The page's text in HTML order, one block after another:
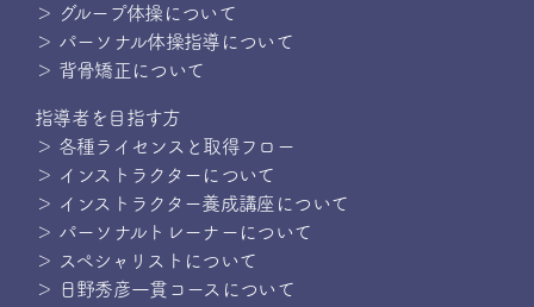
＞ グループ体操について
＞ パーソナル体操指導について
＞ 背骨矯正について
指導者を目指す方
＞ 各種ライセンスと取得フロー
＞ インストラクターについて
＞ インストラクター養成講座について
＞ パーソナルトレーナーについて
＞ スペシャリストについて
＞ 日野秀彦一貫コースについて